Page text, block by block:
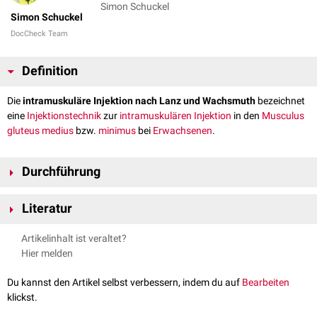
Simon Schuckel
DocCheck Team
Simon Schuckel
Definition
Dieintramuskuläre Injektion nach Lanz und Wachsmuth bezeichnet
eine Injektionstechnikzur intramuskulären Injektion in den Musculus
gluteus medius bzw. minimus bei Erwachsenen.
Durchführung
als Begrenzung:
Spina iliaca anterior superior
Spina iliaca posterior superior
Daraus ergibt sich eine halbmondförmige Fläche, in deren vorderen bis
Literatur
Höfer: Von Fall zu Fall - Pflege im Recht, 3. Auflage. Berlin, Springer,
Artikelinhalt ist veraltet?
Hier melden
Du kannst den Artikel selbst verbessern, indem du auf Bearbeiten
klickst.